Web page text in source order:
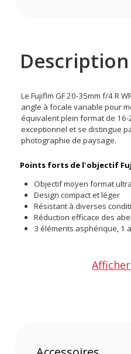
Description
Le Fujiflm GF 20-35mm f/4 R
angle à focale variable pour
équivalent plein format de
exceptionnel et se distingue
photographie de paysage.
Points forts de l'objectif
Objectif moyen format
Design compact et léger
Résistant à diverses
Réduction efficace des
3 éléments asphérique, 1
Une distorsion minimale
Quatre éléments